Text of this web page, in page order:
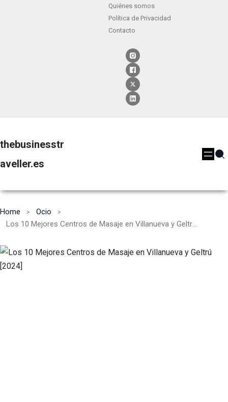
Quiénes somos
Política de Privacidad
Contacto
thebusinesstr
aveller.es
Home
Ocio
Los 10 Mejores Centros de Masaje en Villanueva y Geltrú [2024]